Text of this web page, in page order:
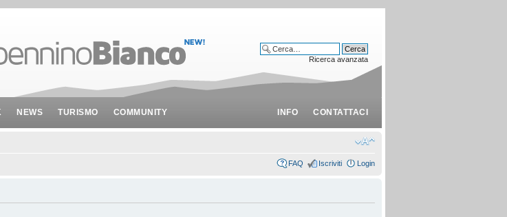
NEWS TURISMO COMMUNITY INFO CONTATTACI
Ricerca avanzata
FAQ Iscriviti Login